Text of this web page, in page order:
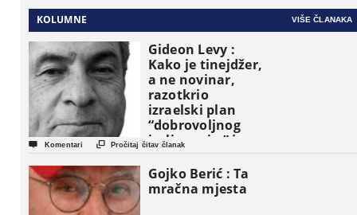
KOLUMNE VIŠE ČLANAKA
Gideon Levy :
Kako je tinejdžer,
a ne novinar,
razotkrio
izraelski plan
“dobrovoljnog
iseljavanja ” iz
Gaze
 Komentari  Pročitaj čitav članak
Gojko Berić : Ta
mračna mjesta